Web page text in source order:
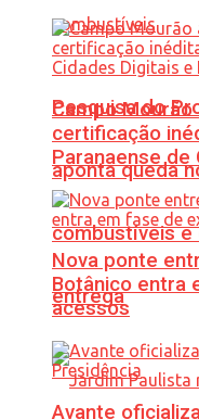
Pesquisa do
aponta queda
combustíveis e
entrega
Campo
certificação
Paranaense
Nova ponte
Botânico entra
acessos
Avante